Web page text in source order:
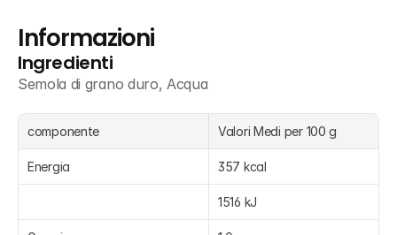
Informazioni
Ingredienti
Semola di grano duro, Acqua
componente Valori Medi per 100 g
Energia 357 kcal
1516 kJ